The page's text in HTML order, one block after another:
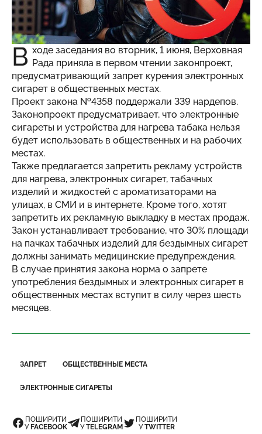
В ходе заседания во вторник, 1 июня, Верховная
Рада приняла в первом чтении законпроект,
предусматривающий запрет курения электронных
сигарет в общественных местах.
Проект закона №4358 поддержали 339 нардепов.
Законопроект предусматривает, что электронные
сигареты и устройства для нагрева табака нельзя
будет использовать в общественных и на рабочих
местах.
Также предлагается запретить рекламу устройств
для нагрева, электронных сигарет, табачных
изделий и жидкостей с ароматизаторами на
улицах, в СМИ и в интернете. Кроме того, хотят
запретить их рекламную выкладку в местах продаж.
Закон устанавливает требование, что 30% площади
на пачках табачных изделий для бездымных сигарет
должны занимать медицинские предупреждения.
В случае принятия закона норма о запрете
употребления бездымных и электронных сигарет в
общественных местах вступит в силу через шесть
месяцев.
ЗАПРЕТ ОБЩЕСТВЕННЫЕ МЕСТА
ЭЛЕКТРОННЫЕ СИГАРЕТЫ
ПОШИРИТИ
УFACEBOOK
ПОШИРИТИ
УTELEGRAM
ПОШИРИТИ
УTWITTER